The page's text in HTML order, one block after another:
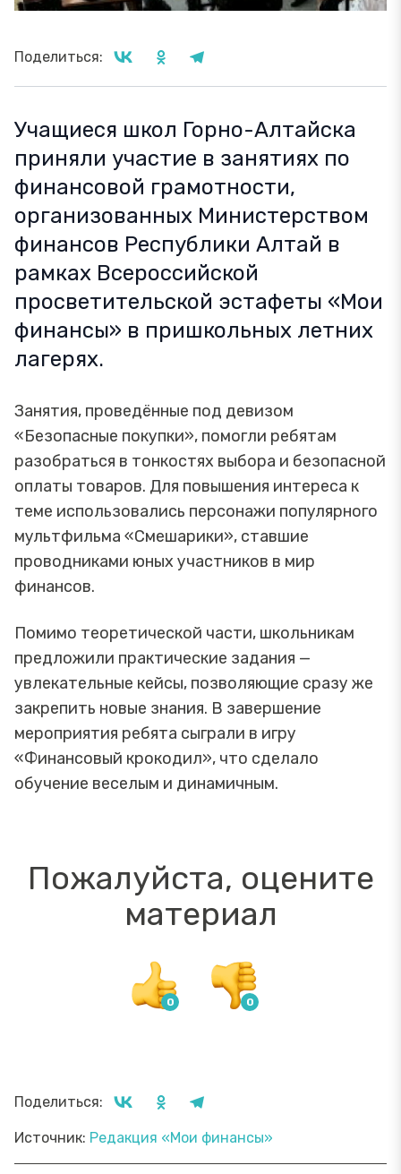
Поделиться:
Учащиеся школ Горно-Алтайска
приняли участие в занятиях по
финансовой грамотности,
организованных Министерством
финансов Республики Алтай в
рамках Всероссийской
просветительской эстафеты «Мои
финансы» в пришкольных летних
лагерях.
Занятия, проведённые под девизом
«Безопасные покупки», помогли ребятам
разобраться в тонкостях выбора и безопасной
оплаты товаров. Для повышения интереса к
теме использовались персонажи популярного
мультфильма «Смешарики», ставшие
проводниками юных участников в мир
финансов.
Помимо теоретической части, школьникам
предложили практические задания —
увлекательные кейсы, позволяющие сразу же
закрепить новые знания. В завершение
мероприятия ребята сыграли в игру
«Финансовый крокодил», что сделало
обучение веселым и динамичным.
Пожалуйста, оцените
материал
Поделиться:
Источник: Редакция «Мои финансы»